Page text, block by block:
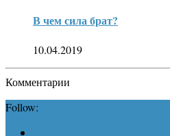
В чем сила брат?
10.04.2019
Комментарии
Follow: